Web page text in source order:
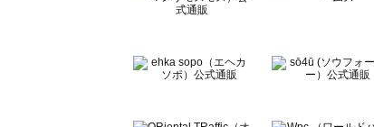
Wpc.（ワールドパーティー）のレッグウェア一覧